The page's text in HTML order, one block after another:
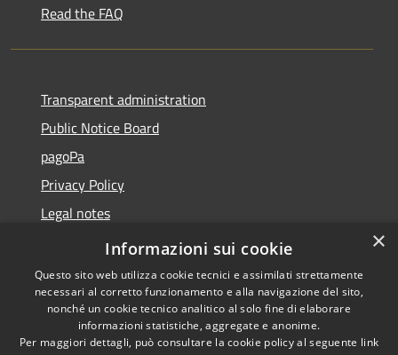
Read the FAQ
Transparent administration
Public Notice Board
pagoPa
Privacy Policy
Legal notes
Accessibility Statement
Copyright © 2026 • Città di
×
Informazioni sui cookie
Questo sito web utilizza cookie tecnici e assimilati strettamente
necessari al corretto funzionamento e alla navigazione del sito,
nonché un cookie tecnico analitico al solo fine di elaborare
informazioni statistiche, aggregate e anonime.
Per maggiori dettagli, può consultare la cookie policy al seguente link